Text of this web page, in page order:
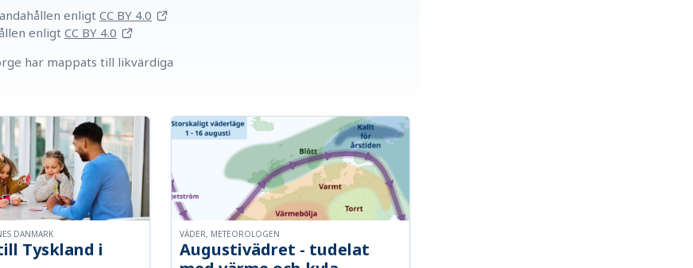
enligt CC BY 4.0
enligt CC BY 4.0
har mappats till likvärdiga
Tyskland i
DANMARK
Augustivädret - tudelat
VÄDER, METEOROLOGEN